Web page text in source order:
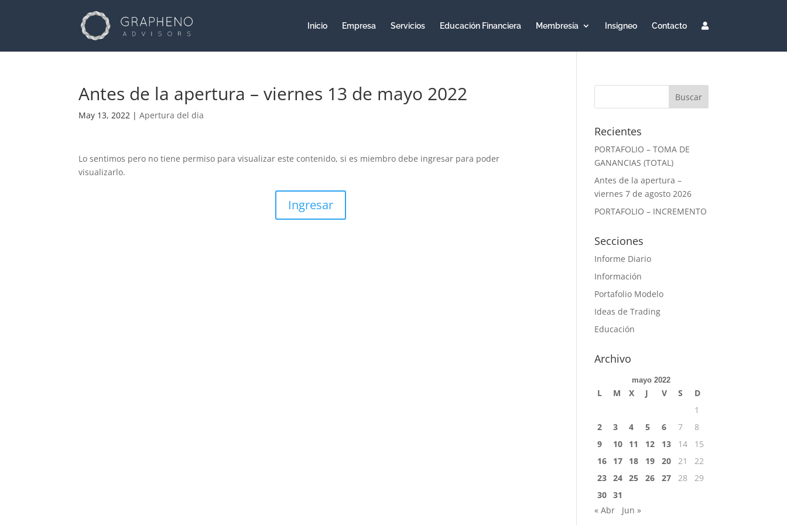
Inicio Empresa Servicios Educación Financiera Membresía Insigneo Contacto
Antes de la apertura – viernes 13 de mayo 2022
May 13, 2022 |Apertura del dia
Lo sentimos pero no tiene permiso para visualizar este contenido, si es miembro debe ingresar para poder
visualizarlo.
Ingresar
Recientes
PORTAFOLIO – TOMA DE
GANANCIAS (TOTAL)
Antes de la apertura –
viernes 7 de agosto 2026
PORTAFOLIO – INCREMENTO
Secciones
Informe Diario
Información
Portafolio Modelo
Ideas de Trading
Educación
Archivo
mayo 2022
L M X J V S
D
1
2
3 4 5 6 7
8
9
10 11 12 13 14
15
16
17 18 19 20 21
22
23 24 25 26 27 28
29
30 31
« Abr
Jun »